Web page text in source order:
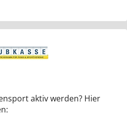
aktiv werden? Hier